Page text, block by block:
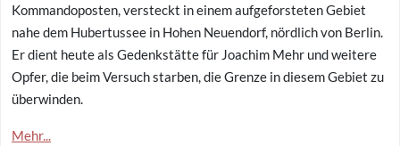
Kommandoposten, versteckt in einem aufgeforsteten Gebiet
nahe dem Hubertussee in Hohen Neuendorf, nördlich von Berlin.
Er dient heute als Gedenkstätte für Joachim Mehr und weitere
Opfer, die beim Versuch starben, die Grenze in diesem Gebiet zu
überwinden.
Mehr...